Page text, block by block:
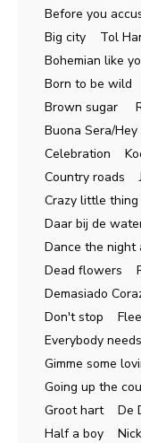
Before you
Big city Tol
Bohemian like
Born to be
Brown sugar
Buona Sera/
Celebration
Country roads
Crazy little
Daar bij de
Dance the
Dead flowers
Demasiado
Don't stop
Everybody
Gimme some
Going up the
Groot hart De
Half a boy